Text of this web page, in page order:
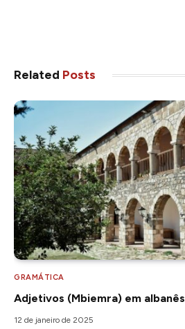
Related Posts
GRAMÁTICA
Adjetivos (Mbiemra) em albanês
12 de janeiro de 2025